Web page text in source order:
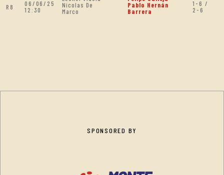
R8
06/06/25
12:30
Nicolas De
Marco
Pablo Hernán
Barrera
1-6 /
2-6
SPONSORED BY